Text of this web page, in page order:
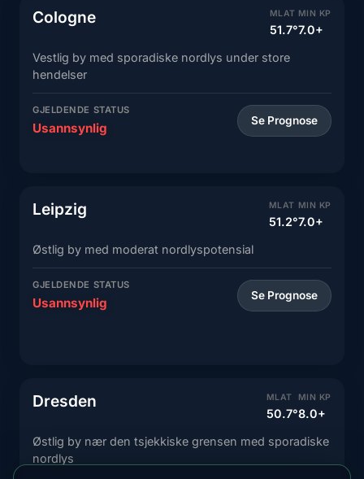
Cologne MLAT
51.7°
MIN KP
7.0+
Vestlig by med sporadiske nordlys under store
hendelser
GJELDENDE STATUS
Usannsynlig Se Prognose
Leipzig MLAT
51.2°
MIN KP
7.0+
Østlig by med moderat nordlyspotensial
GJELDENDE STATUS
Usannsynlig Se Prognose
Dresden MLAT
50.7°
MIN KP
8.0+
Østlig by nær den tsjekkiske grensen med sporadiske
nordlys